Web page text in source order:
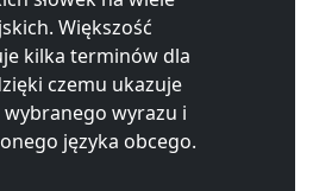
Większość
kilka terminów dla
czemu ukazuje
wyrazu i
języka obcego.